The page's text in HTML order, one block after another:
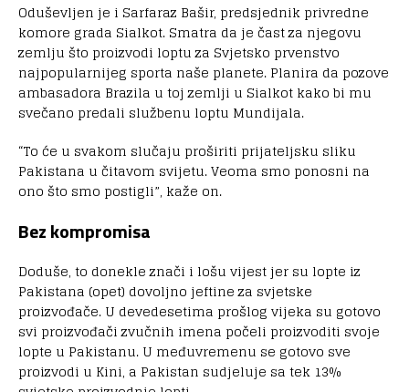
Oduševljen je i Sarfaraz Bašir, predsjednik privredne
komore grada Sialkot. Smatra da je čast za njegovu
zemlju što proizvodi loptu za Svjetsko prvenstvo
najpopularnijeg sporta naše planete. Planira da pozove
ambasadora Brazila u toj zemlji u Sialkot kako bi mu
svečano predali službenu loptu Mundijala.
“To će u svakom slučaju proširiti prijateljsku sliku
Pakistana u čitavom svijetu. Veoma smo ponosni na
ono što smo postigli”, kaže on.
Bez kompromisa
Doduše, to donekle znači i lošu vijest jer su lopte iz
Pakistana (opet) dovoljno jeftine za svjetske
proizvođače. U devedesetima prošlog vijeka su gotovo
svi proizvođači zvučnih imena počeli proizvoditi svoje
lopte u Pakistanu. U međuvremenu se gotovo sve
proizvodi u Kini, a Pakistan sudjeluje sa tek 13%